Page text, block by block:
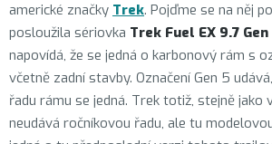
Kontakt Servisní a výdejní místa
Moje objednávka
americké značky Trek. Pojďme se na něj
posloužila sériovka Trek Fuel EX 9.7 Gen
napovídá, že se jedná o karbonový rám s
včetně zadní stavby. Označení Gen 5
řadu rámu se jedná. Trek totiž, stejně jako
neudává ročníkovou řadu, ale tu